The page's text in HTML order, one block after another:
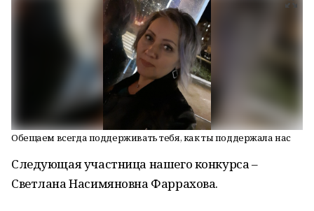
Обещаем всегда поддерживать тебя, как ты поддержала нас
Следующая участница нашего конкурса –
Светлана Насимяновна Фаррахова.